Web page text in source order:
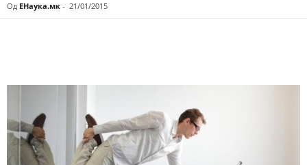
Од ЕНаука.мк - 21/01/2015